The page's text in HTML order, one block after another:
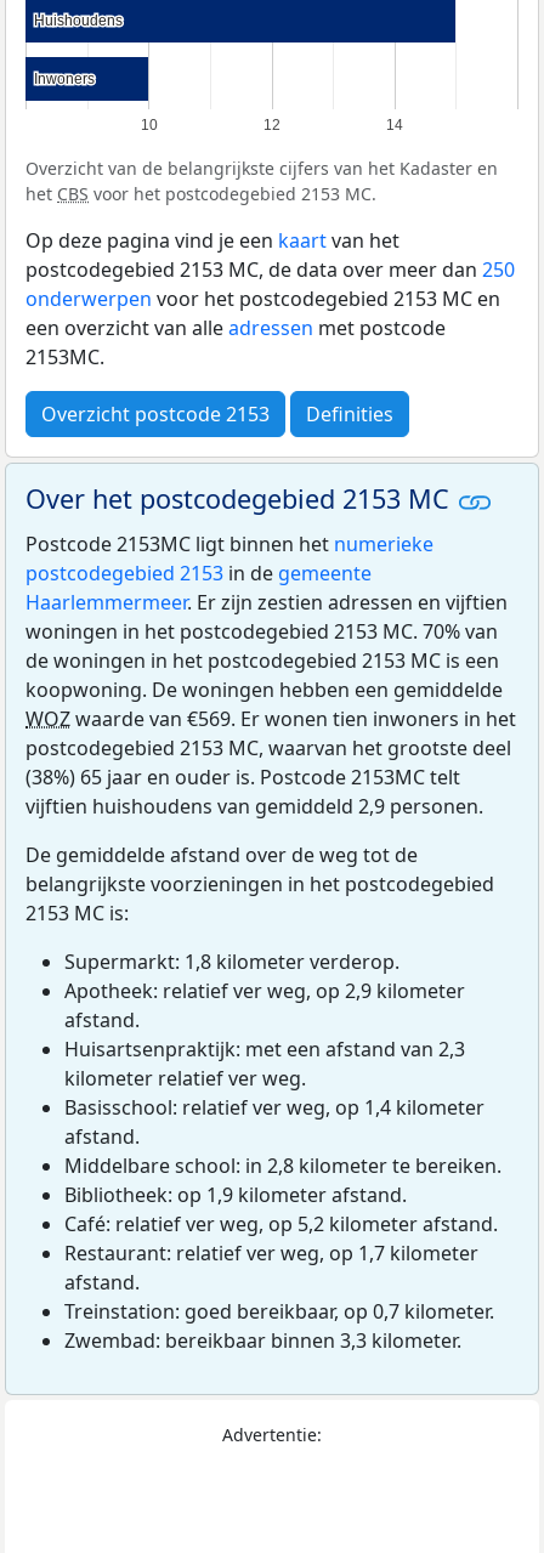
10 12 14
Huishoudens
Huishoudens
Inwoners
Inwoners
Overzicht van de belangrijkste cijfers van het Kadaster en
het CBS voor het postcodegebied 2153 MC.
Op deze pagina vind je een kaartvan het
postcodegebied 2153 MC, de data over meer dan 250
onderwerpen voor het postcodegebied 2153 MC en
een overzicht van alleadressen met postcode
2153MC.
Overzicht postcode 2153 Definities
Over het postcodegebied 2153 MC
Postcode 2153MC ligt binnen het numerieke
postcodegebied 2153 in de gemeente
Haarlemmermeer. Er zijn zestien adressen en vijftien
woningen in het postcodegebied 2153 MC. 70% van
de woningen in het postcodegebied 2153 MC is een
koopwoning. De woningen hebben een gemiddelde
WOZwaarde van €569. Er wonen tien inwoners in het
postcodegebied 2153 MC, waarvan het grootste deel
(38%) 65 jaar en ouder is. Postcode 2153MC telt
vijftien huishoudens van gemiddeld 2,9 personen.
De gemiddelde afstand over de weg tot de
belangrijkste voorzieningen in het postcodegebied
2153 MC is:
Supermarkt: 1,8 kilometer verderop.
Apotheek: relatief ver weg, op 2,9 kilometer
afstand.
Huisartsenpraktijk: met een afstand van 2,3
kilometer relatief ver weg.
Basisschool: relatief ver weg, op 1,4 kilometer
afstand.
Middelbare school: in 2,8 kilometer te bereiken.
Bibliotheek: op 1,9 kilometer afstand.
Café: relatief ver weg, op 5,2 kilometer afstand.
Restaurant: relatief ver weg, op 1,7 kilometer
afstand.
Treinstation: goed bereikbaar, op 0,7 kilometer.
Zwembad: bereikbaar binnen 3,3 kilometer.
Advertentie: